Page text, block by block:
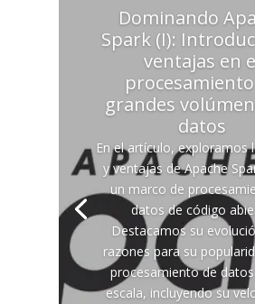
Dominando
Spark (I):
ventajas en
grandes
datos
En el artículo, exploramos
y ventajas de Apache
un marco de
datos de código
Destacamos su
razones para su
procesamiento de
escala, incluyendo su